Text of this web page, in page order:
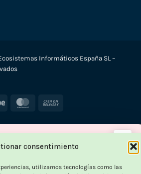
consentimiento
utilizamos tecnologías como las
Informáticos España SL –
Stripe MasterCard